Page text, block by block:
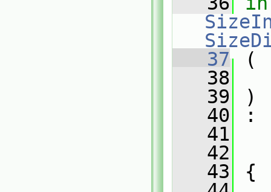
   37
(
   38
   39
)
   40
:
   41
   42
   43
{